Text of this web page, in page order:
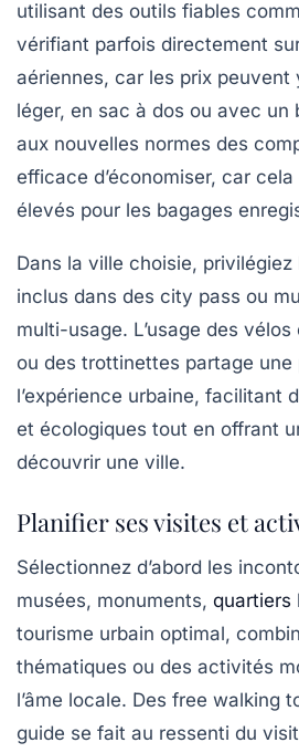
utilisant des outils fiables
vérifiant parfois directement
aériennes, car les prix
léger, en sac à dos ou avec
aux nouvelles normes des
efficace d’économiser, car
élevés pour les bagages
Dans la ville choisie,
inclus dans des city pass ou
multi-usage. L’usage des
ou des trottinettes partage
l’expérience urbaine, facilitant
et écologiques tout en offrant
découvrir une ville.
Planifier ses visites et
Sélectionnez d’abord les
musées, monuments, quartiers
tourisme urbain optimal,
thématiques ou des activités
l’âme locale. Des free walking
guide se fait au ressenti du